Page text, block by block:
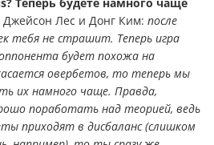
Джейсон Лес и Донг Ким: после
тебя не страшит. Теперь игра
будет похожа на
овербетов, то теперь мы
их намного чаще. Правда,
поработать над теорией, ведь
приходят в дисбаланс (слишком